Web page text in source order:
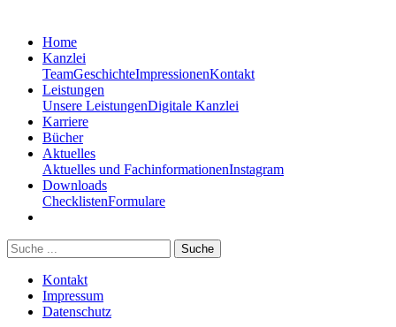
Home
Kanzlei
TeamGeschichteImpressionenKontakt
Leistungen
Unsere LeistungenDigitale Kanzlei
Karriere
Bücher
Aktuelles
Aktuelles und FachinformationenInstagram
Downloads
ChecklistenFormulare
Suche
Kontakt
Impressum
Datenschutz